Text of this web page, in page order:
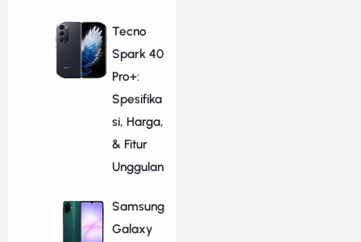
Tecno
Spark 40
Pro+:
Spesifika
si, Harga,
& Fitur
Unggulan
Samsung
Galaxy